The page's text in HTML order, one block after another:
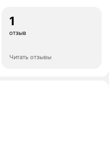
1
отзыв
Читать отзывы